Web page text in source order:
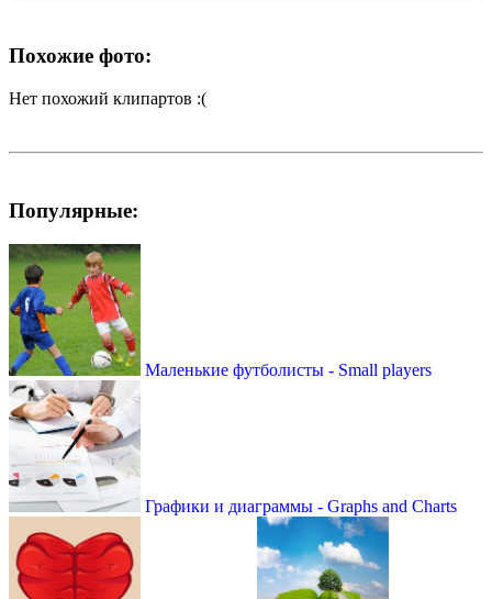
Похожие фото:
Нет похожий клипартов :(
Популярные:
Маленькие футболисты - Small players
Графики и диаграммы - Graphs and Charts